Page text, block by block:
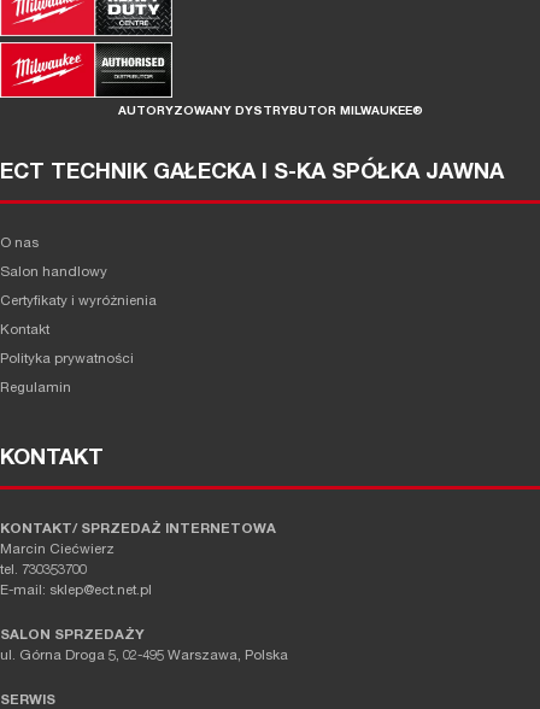
AUTORYZOWANY DYSTRYBUTOR MILWAUKEE®
ECT TECHNIK GAŁECKA I S-KA SPÓŁKA JAWNA
O nas
Salon handlowy
Certyfikaty i wyróżnienia
Kontakt
Polityka prywatności
Regulamin
KONTAKT
KONTAKT/ SPRZEDAŻ INTERNETOWA
Marcin Ciećwierz
tel. 730353700
E-mail: sklep@ect.net.pl
SALON SPRZEDAŻY
ul. Górna Droga 5, 02-495 Warszawa, Polska
SERWIS